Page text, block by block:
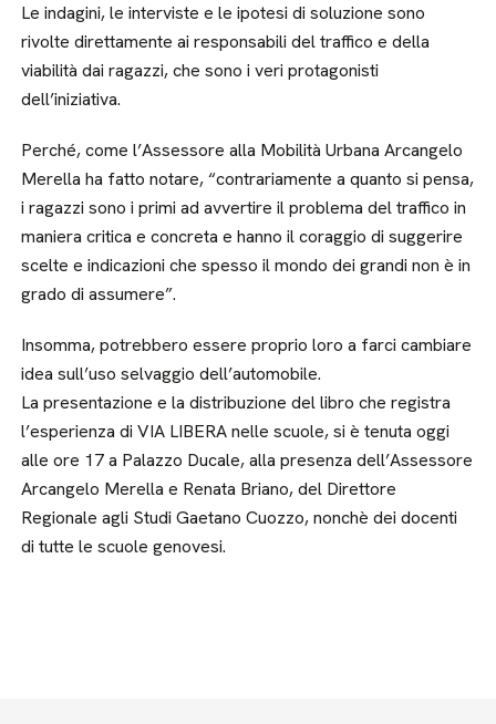
Le indagini, le interviste e le ipotesi di soluzione sono
rivolte direttamente ai responsabili del traffico e della
viabilità dai ragazzi, che sono i veri protagonisti
dell’iniziativa.
Perché, come l’Assessore alla Mobilità Urbana Arcangelo
Merella ha fatto notare, “contrariamente a quanto si pensa,
i ragazzi sono i primi ad avvertire il problema del traffico in
maniera critica e concreta e hanno il coraggio di suggerire
scelte e indicazioni che spesso il mondo dei grandi non è in
grado di assumere”.
Insomma, potrebbero essere proprio loro a farci cambiare
idea sull’uso selvaggio dell’automobile.
La presentazione e la distribuzione del libro che registra
l’esperienza di VIA LIBERA nelle scuole, si è tenuta oggi
alle ore 17 a Palazzo Ducale, alla presenza dell’Assessore
Arcangelo Merella e Renata Briano, del Direttore
Regionale agli Studi Gaetano Cuozzo, nonchè dei docenti
di tutte le scuole genovesi.